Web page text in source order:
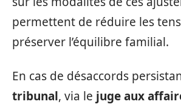
permettent de réduire les
préserver l’équilibre familial.
En cas de désaccords
tribunal, via le juge aux